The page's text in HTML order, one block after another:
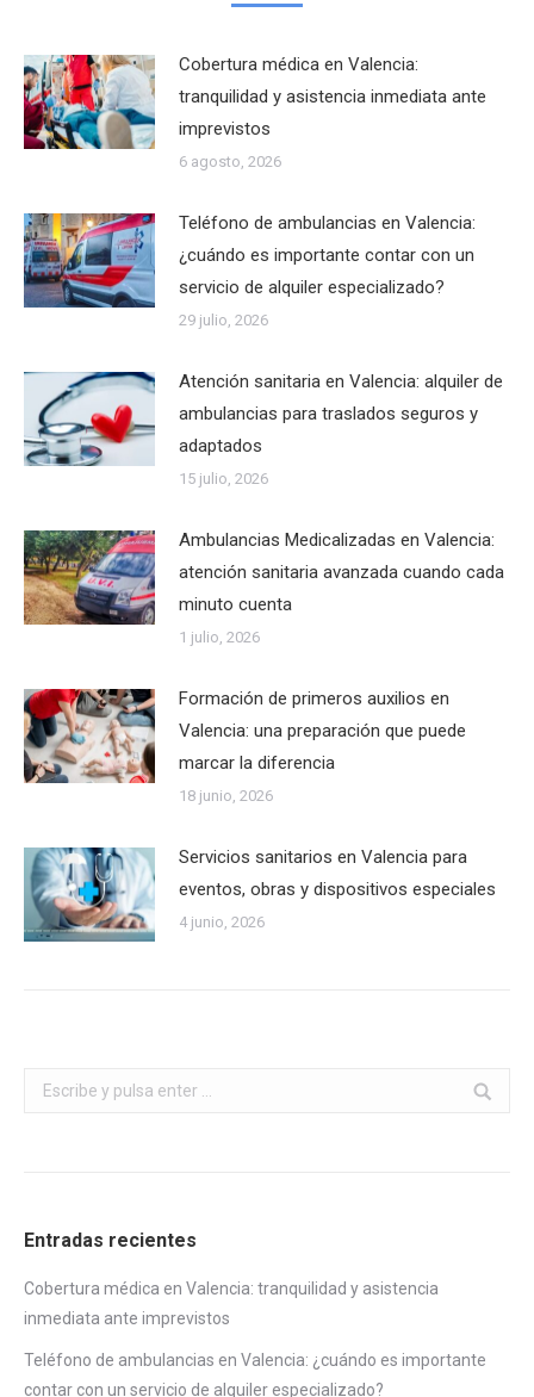
Cobertura médica en Valencia:
tranquilidad y asistencia inmediata ante
imprevistos
6 agosto, 2026
Teléfono de ambulancias en Valencia:
¿cuándo es importante contar con un
servicio de alquiler especializado?
29 julio, 2026
Atención sanitaria en Valencia: alquiler de
ambulancias para traslados seguros y
adaptados
15 julio, 2026
Ambulancias Medicalizadas en Valencia:
atención sanitaria avanzada cuando cada
minuto cuenta
1 julio, 2026
Formación de primeros auxilios en
Valencia: una preparación que puede
marcar la diferencia
18 junio, 2026
Servicios sanitarios en Valencia para
eventos, obras y dispositivos especiales
4 junio, 2026
Buscar:
Entradas recientes
Cobertura médica en Valencia: tranquilidad y asistencia
inmediata ante imprevistos
Teléfono de ambulancias en Valencia: ¿cuándo es importante
contar con un servicio de alquiler especializado?